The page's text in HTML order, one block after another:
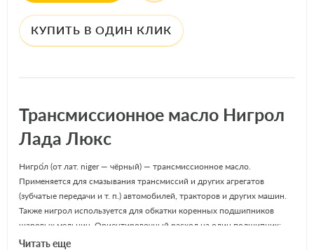
КУПИТЬ В ОДИН КЛИК
Трансмиссионное масло Нигрол
Лада Люкс
Нигро́л (от лат. niger — чёрный) — трансмиссионное масло.
Применяется для смазывания трансмиссий и других агрегатов
(зубчатые передачи и т. п.) автомобилей, тракторов и других машин.
Также нигрол используется для обкатки коренных подшипников
шаровых мельниц. Ориентировочный расход на один подшипник:
105 кг в течение 72 часов.
Читать еще